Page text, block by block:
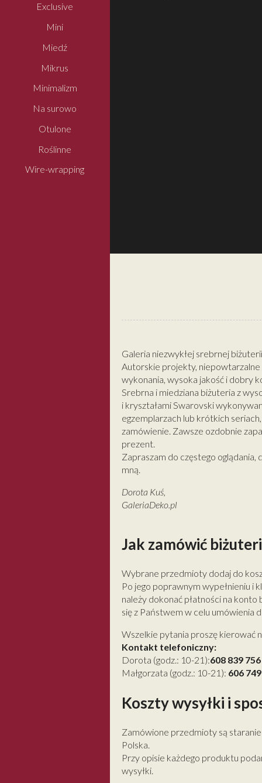
Exclusive
Mini
Miedź
Mikrus
Minimalizm
Na surowo
Otulone
Roślinne
Wire-wrapping
Galeria niezwykłej srebrnej
Autorskie projekty, niepowtarzalne
wykonania, wysoka jakość i dobry
Srebrna i miedziana biżuteria z
i kryształami Swarovski
egzemplarzach lub krótkich
zamówienie. Zawsze ozdobnie
prezent.
Zapraszam do częstego oglądania,
mną.
Dorota Kuś,
GaleriaDeko.pl
Jak zamówić
Wybrane przedmioty dodaj do
Po jego poprawnym wypełnieniu i
należy dokonać płatności na
się z Państwem w celu umówienia
Wszelkie pytania proszę kierować
Kontakt telefoniczny:
Dorota (godz.: 10-21):608 839 756
Małgorzata (godz.: 10-21): 606
Koszty wysyłki i
Zamówione przedmioty są
Polska.
Przy opisie każdego produktu
wysyłki.